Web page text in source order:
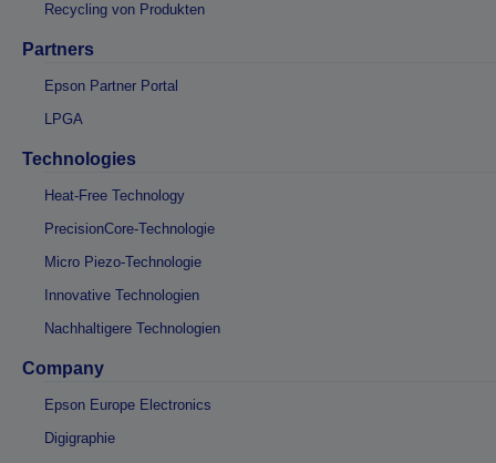
Recycling von Produkten
Partners
Epson Partner Portal
LPGA
Technologies
Heat-Free Technology
PrecisionCore-Technologie
Micro Piezo-Technologie
Innovative Technologien
Nachhaltigere Technologien
Company
Epson Europe Electronics
Digigraphie